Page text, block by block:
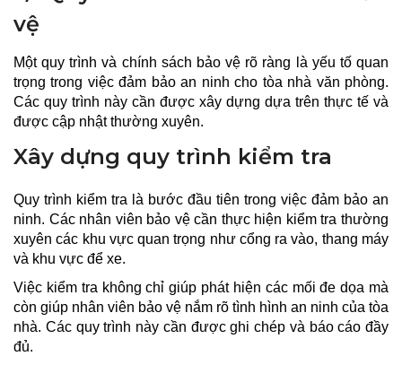
vệ
Một quy trình và chính sách bảo vệ rõ ràng là yếu tố quan
trọng trong việc đảm bảo an ninh cho tòa nhà văn phòng.
Các quy trình này cần được xây dựng dựa trên thực tế và
được cập nhật thường xuyên.
Xây dựng quy trình kiểm tra
Quy trình kiểm tra là bước đầu tiên trong việc đảm bảo an
ninh. Các nhân viên bảo vệ cần thực hiện kiểm tra thường
xuyên các khu vực quan trọng như cổng ra vào, thang máy
và khu vực để xe.
Việc kiểm tra không chỉ giúp phát hiện các mối đe dọa mà
còn giúp nhân viên bảo vệ nắm rõ tình hình an ninh của tòa
nhà. Các quy trình này cần được ghi chép và báo cáo đầy
đủ.